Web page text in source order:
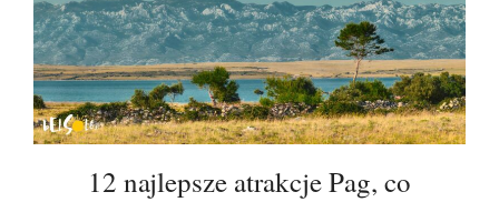
12 najlepsze atrakcje Pag, co